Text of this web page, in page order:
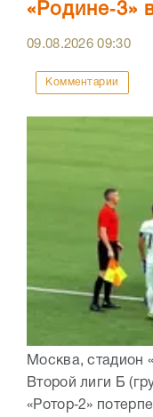
«Родине‑3»
09.08.202609:30
Комментарии
Москва, стадион
Второй лиги Б
«Ротор‑2»